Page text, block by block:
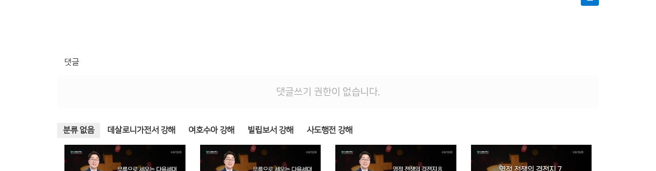
댓글
댓글쓰기 권한이 없습니다.
분류 없음 데살로니가전서 강해 여호수아 강해 빌립보서 강해 사도행전 강해